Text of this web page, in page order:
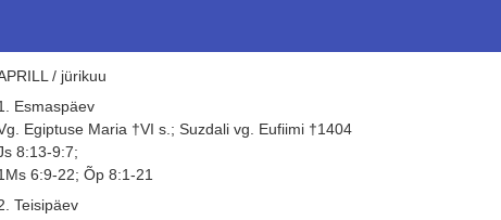
/ jürikuu
Esmaspäev
Egiptuse Maria †VI s.; Suzdali vg. Eufiimi †1404
8:13-9:7;
6:9-22; Õp 8:1-21
Teisipäev